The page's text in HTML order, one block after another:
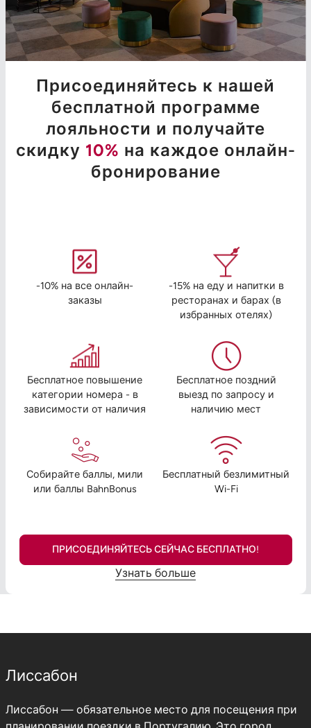
Присоединяйтесь к нашей
бесплатной программе
лояльности и получайте
скидку 10% на каждое онлайн-
бронирование
-10% на все онлайн-
заказы
-15% на еду и напитки в
ресторанах и барах (в
избранных отелях)
Бесплатное повышение
категории номера - в
зависимости от наличия
Бесплатное поздний
выезд по запросу и
наличию мест
Собирайте баллы, мили
или баллы BahnBonus
Бесплатный безлимитный
Wi-Fi
ПРИСОЕДИНЯЙТЕСЬ СЕЙЧАС БЕСПЛАТНО!
Узнать больше
Лиссабон
Лиссабон — обязательное место для посещения при